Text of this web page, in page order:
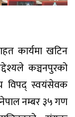
कार्यमा खटिन
कञ्चनपुरको
विपद् स्वयंसेवक
नम्बर ३५ गण